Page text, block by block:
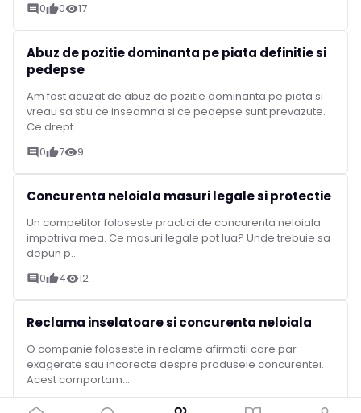
comment 0thumb_up0visibility17
Abuz de pozitie dominanta pe piata definitie si
pedepse
Am fost acuzat de abuz de pozitie dominanta pe piata si
vreau sa stiu ce inseamna si ce pedepse sunt prevazute.
Ce drept...
comment 0thumb_up7visibility9
Concurenta neloiala masuri legale si protectie
Un competitor foloseste practici de concurenta neloiala
impotriva mea. Ce masuri legale pot lua? Unde trebuie sa
depun p...
comment 0thumb_up4visibility12
Reclama inselatoare si concurenta neloiala
O companie foloseste in reclame afirmatii care par
exagerate sau incorecte despre produsele concurentei.
Acest comportam...
comment